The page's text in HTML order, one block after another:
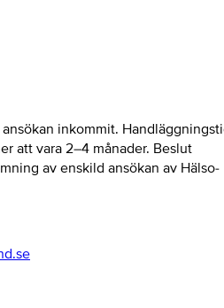
inkommit.
att vara 2–4 månader. Beslut
av enskild ansökan av Hälso-